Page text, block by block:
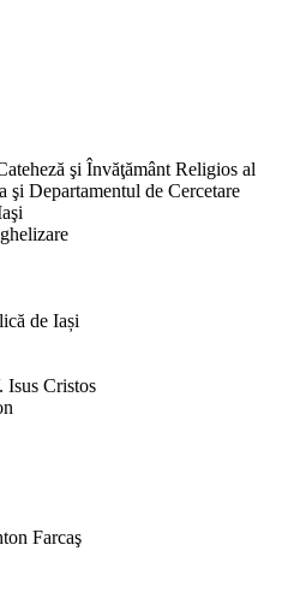
şi Învăţământ Religios al
şi Departamentul de Cercetare
de Iași
Isus Cristos
Farcaş